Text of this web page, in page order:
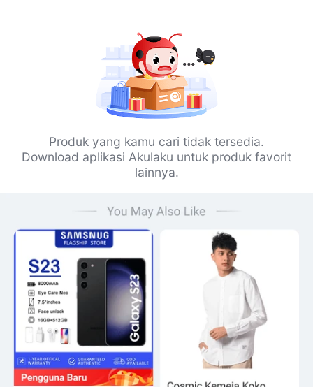
Produk yang kamu cari tidak tersedia.
Download aplikasi Akulaku untuk produk favorit
lainnya.